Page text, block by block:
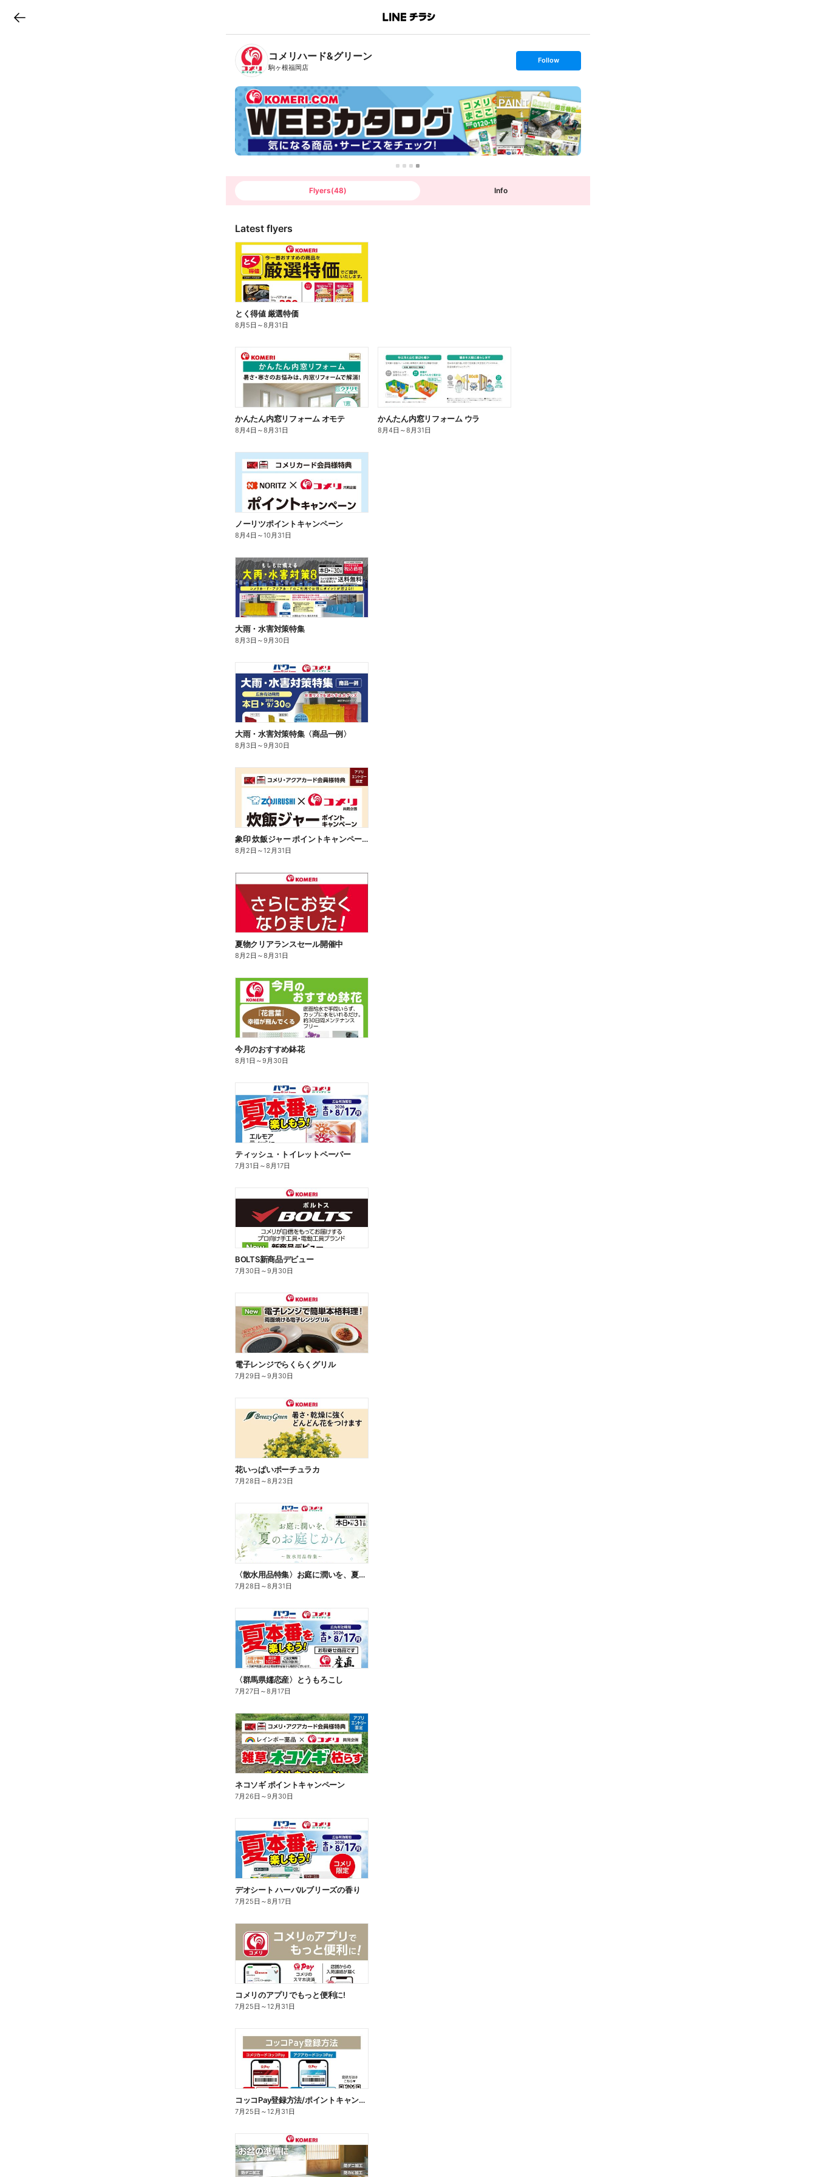
B
n
T
コメリハード&グリーン
駒ヶ根福岡店
s
t
o
l
l
o
w
Follow
Flyers(48) Info
Latest flyers
とく得値 厳選特価
8月5日 ～8月31日
かんたん内窓リフォーム オモテ
8月4日 ～8月31日
かんたん内窓リフォーム ウラ
8月4日 ～8月31日
ノーリツポイントキャンペーン
8月4日 ～10月31日
大雨・水害対策特集
8月3日 ～9月30日
大雨・水害対策特集〈商品一例〉
8月3日 ～9月30日
象印 炊飯ジャー ポイントキャンペーン
8月2日 ～12月31日
夏物クリアランスセール開催中
8月2日 ～8月31日
今月のおすすめ鉢花
8月1日 ～9月30日
ティッシュ・トイレットペーパー
7月31日 ～8月17日
BOLTS新商品デビュー
7月30日 ～9月30日
電子レンジでらくらくグリル
7月29日 ～9月30日
花いっぱいポーチュラカ
7月28日 ～8月23日
〈散水用品特集〉お庭に潤いを、夏のお庭じかん
7月28日 ～8月31日
〈群馬県嬬恋産〉とうもろこし
7月27日 ～8月17日
ネコソギ ポイントキャンペーン
7月26日 ～9月30日
デオシート ハーバルブリーズの香り
7月25日 ～8月17日
コメリのアプリでもっと便利に!
7月25日 ～12月31日
コッコPay登録方法/ポイントキャンペーン応募方法
7月25日 ～12月31日